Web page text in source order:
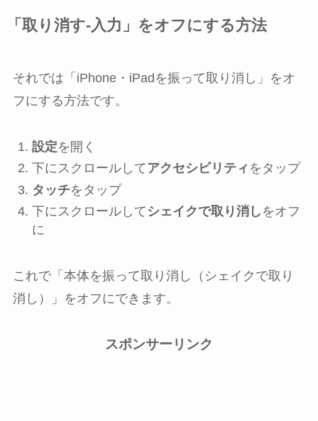
「取り消す-入力」をオフにする方法
それでは「iPhone・iPadを振って取り消し」をオ
フにする方法です。
設定を開く
下にスクロールしてアクセシビリティ をタップ
タッチをタップ
下にスクロールして シェイクで取り消し をオフ
に
これで「本体を振って取り消し（シェイクで取り
消し）」をオフにできます。
スポンサーリンク